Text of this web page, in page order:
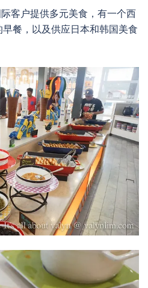
客户提供多元美食，有一个西
餐，以及供应日本和韩国美食